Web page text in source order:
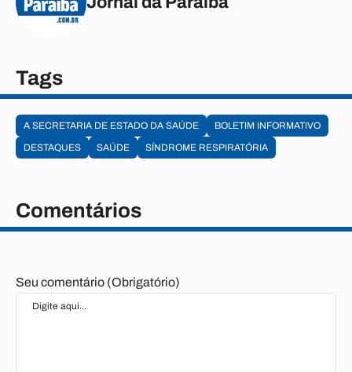
Tags
A SECRETARIA DE ESTADO DA SAÚDE
BOLETIM INFORMATIVO
DESTAQUES
SAÚDE SÍNDROME RESPIRATÓRIA
Comentários
Seu comentário (Obrigatório)